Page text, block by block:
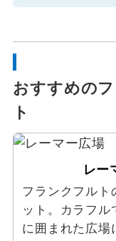
おすすめの
ト
レー
フランクフルト
ット。カラフル
に囲まれた広場